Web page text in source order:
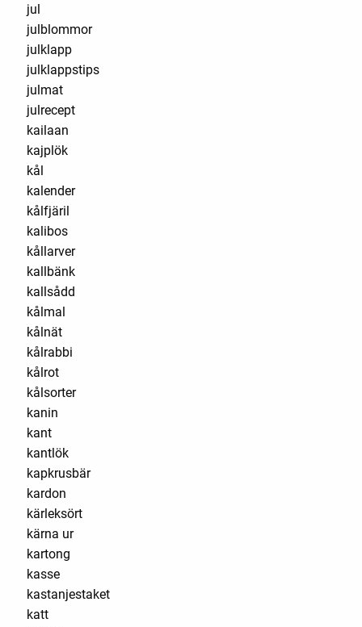
jul
julblommor
julklapp
julklappstips
julmat
julrecept
kailaan
kajplök
kål
kalender
kålfjäril
kalibos
kållarver
kallbänk
kallsådd
kålmal
kålnät
kålrabbi
kålrot
kålsorter
kanin
kant
kantlök
kapkrusbär
kardon
kärleksört
kärna ur
kartong
kasse
kastanjestaket
katt